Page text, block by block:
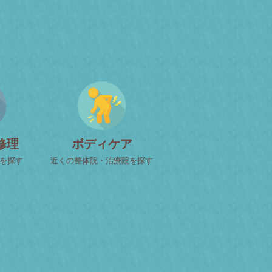
理
探す
ボディケア
近くの整体院・治療院を探す